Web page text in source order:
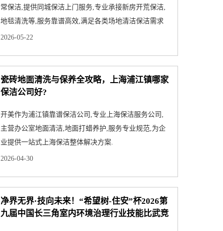
常保洁,提供同城保洁上门服务,专业承接新房开荒保洁,
地毯清洗等,服务靠谱高效,满足各类场地清洁保洁需求
2026-05-22
瓷砖地面清洗与保养全攻略，上海浦江镇哪家
保洁公司好?
开美作为浦江镇靠谱保洁公司,专业上海保洁服务公司,
主营办公室地面清洁,地面打蜡养护,服务专业规范,为企
业提供一站式上海保洁整体解决方案.
2026-04-30
净界无界·技向未来！“希望树-住安”杯2026第
九届中国长三角室内环境治理行业技能比武竞